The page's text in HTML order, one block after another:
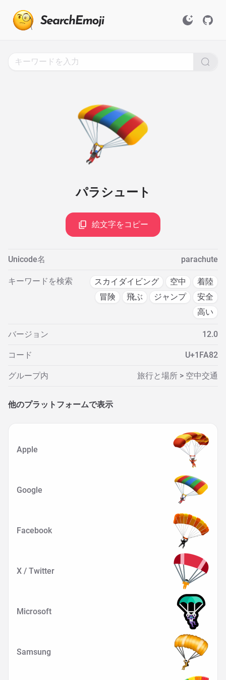
🪂
パラシュート
絵文字をコピー
Unicode名 parachute
キーワードを検索 スカイダイビング 空中
着陸
冒険
飛ぶ ジャンプ
安全
高い
バージョン 12.0
コード U+1FA82
グループ内 旅行と場所 > 空中交通
他のプラットフォームで表示
Apple
Google
Facebook
X / Twitter
Microsoft
Samsung